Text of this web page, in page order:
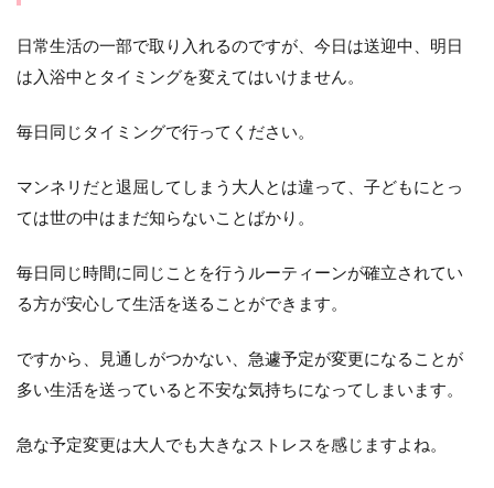
日常生活の一部で取り入れるのですが、今日は送迎中、明日
は入浴中とタイミングを変えてはいけません。
毎日同じタイミングで行ってください。
マンネリだと退屈してしまう大人とは違って、子どもにとっ
ては世の中はまだ知らないことばかり。
毎日同じ時間に同じことを行うルーティーンが確立されてい
る方が安心して生活を送ることができます。
ですから、見通しがつかない、急遽予定が変更になることが
多い生活を送っていると不安な気持ちになってしまいます。
急な予定変更は大人でも大きなストレスを感じますよね。